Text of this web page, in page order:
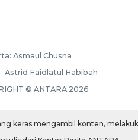
Asmaul Chusna
Astrid Faidlatul Habibah
© ANTARA 2026
keras mengambil konten,